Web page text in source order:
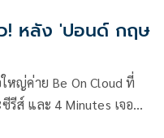
! หลัง 'ปอนด์ กฤษ
หญ่ค่าย Be On Cloud ที่
รีส์ และ 4 Minutes เจอ